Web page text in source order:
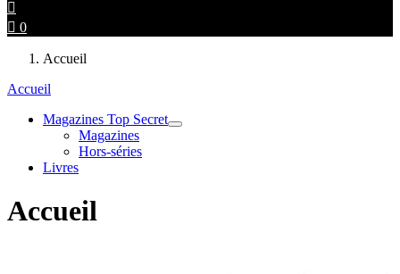

 0
Accueil
Accueil
Magazines Top Secret
Magazines
Hors-séries
Livres
Accueil